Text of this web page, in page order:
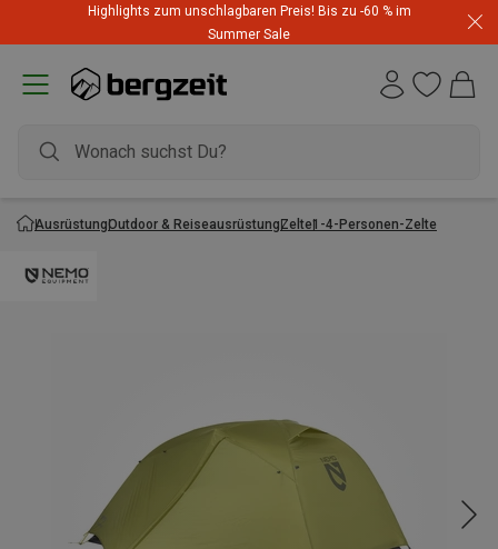
Highlights zum unschlagbaren Preis! Bis zu -60 % im
Summer Sale
AusrüstungOutdoor & ReiseausrüstungZelte1-4-Personen-Zelte